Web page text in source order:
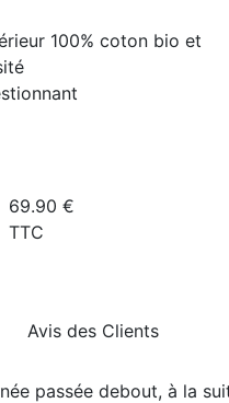
100% coton bio et
69.90 €
TTC
Avis des Clients
passée debout, à la